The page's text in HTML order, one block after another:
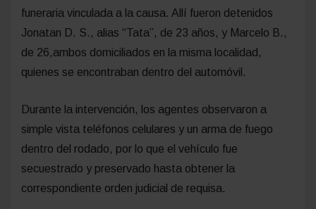
funeraria vinculada a la causa. Allí fueron detenidos
Jonatan D. S., alias “Tata”, de 23 años, y Marcelo B.,
de 26,ambos domiciliados en la misma localidad,
quienes se encontraban dentro del automóvil.
Durante la intervención, los agentes observaron a
simple vista teléfonos celulares y un arma de fuego
dentro del rodado, por lo que el vehículo fue
secuestrado y preservado hasta obtener la
correspondiente orden judicial de requisa.